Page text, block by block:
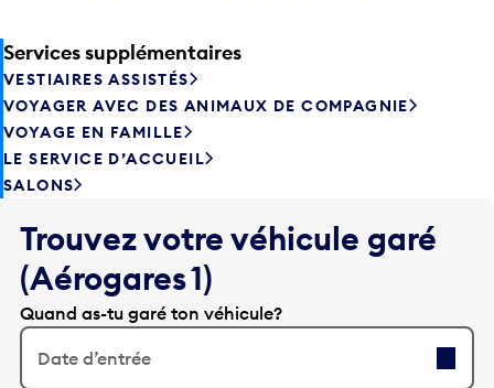
Services supplémentaires
VESTIAIRES ASSISTÉS
VOYAGER AVEC DES ANIMAUX DE COMPAGNIE
VOYAGE EN FAMILLE
LE SERVICE D’ACCUEIL
SALONS
Trouvez votre véhicule garé
(Aérogares 1)
Quand as-tu garé ton véhicule?
Date d’entrée